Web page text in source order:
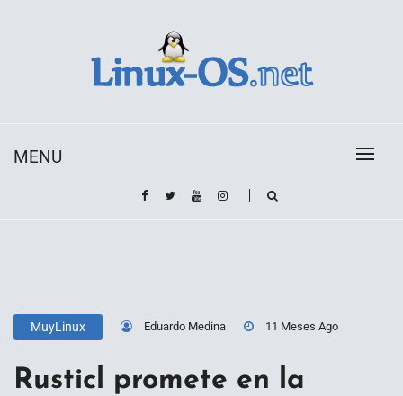
MENU
MuyLinux Eduardo Medina 11 Meses Ago
Rusticl promete en la